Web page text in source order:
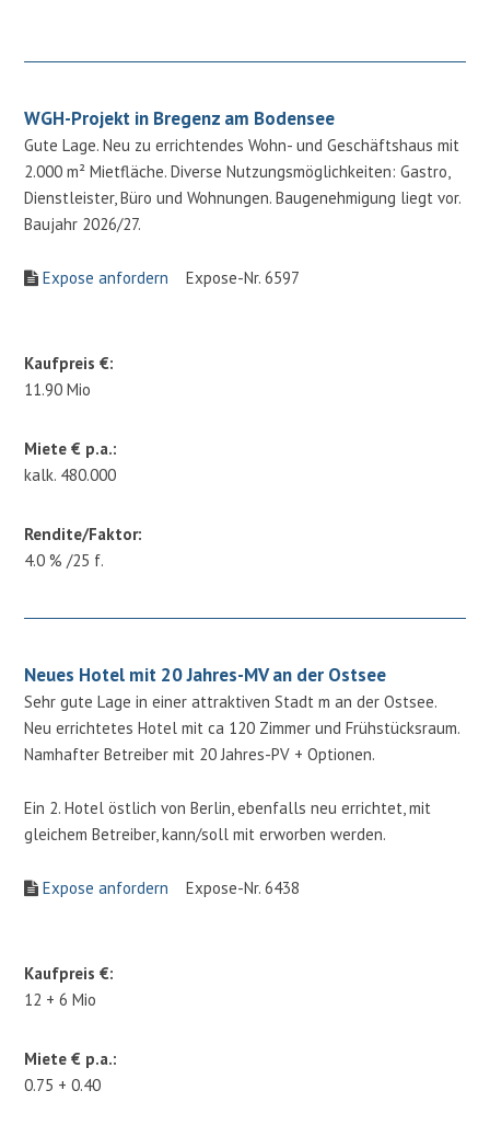
WGH-Projekt in Bregenz am Bodensee
Gute Lage. Neu zu errichtendes Wohn- und Geschäftshaus mit
2.000 m² Mietfläche. Diverse Nutzungsmöglichkeiten: Gastro,
Dienstleister, Büro und Wohnungen. Baugenehmigung liegt vor.
Baujahr 2026/27.
Expose anfordern Expose-Nr. 6597
Kaufpreis €:
11.90 Mio
Miete € p.a.:
kalk. 480.000
Rendite/Faktor:
4.0 % /25 f.
Neues Hotel mit 20 Jahres-MV an der Ostsee
Sehr gute Lage in einer attraktiven Stadt m an der Ostsee.
Neu errichtetes Hotel mit ca 120 Zimmer und Frühstücksraum.
Namhafter Betreiber mit 20 Jahres-PV + Optionen.
Ein 2. Hotel östlich von Berlin, ebenfalls neu errichtet, mit
gleichem Betreiber, kann/soll mit erworben werden.
Expose anfordern Expose-Nr. 6438
Kaufpreis €:
12 + 6 Mio
Miete € p.a.:
0.75 + 0.40